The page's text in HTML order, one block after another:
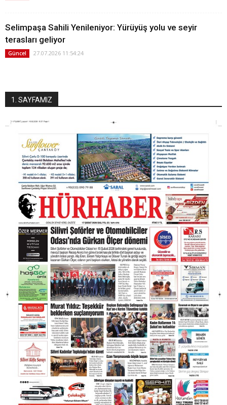
Selimpaşa Sahili Yenileniyor: Yürüyüş yolu ve seyir
terasları geliyor
Güncel 27.07.2026 11:54:24
1. SAYFAMIZ